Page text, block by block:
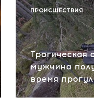
Трагическая
мужчина
время
ПРОИСШЕСТВИЯ